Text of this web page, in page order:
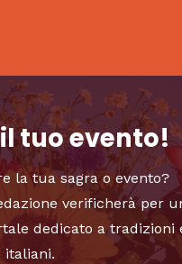
tuo evento!
la tua sagra o evento?
verificherà per
dedicato a tradizioni
italiani.